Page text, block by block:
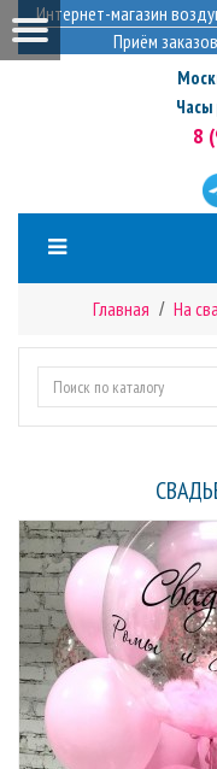
Интернет-магазин
Приём
Часы
8
Главная На